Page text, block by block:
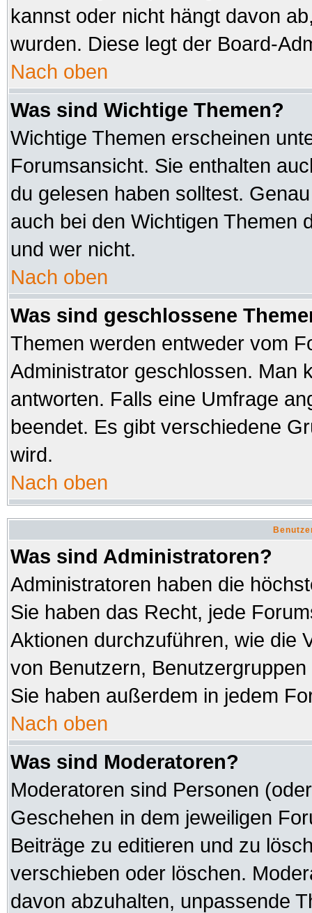
kannst oder nicht hängt davon
wurden. Diese legt der Board-
Nach oben
Was sind Wichtige Themen?
Wichtige Themen erscheinen
Forumsansicht. Sie enthalten
du gelesen haben solltest.
auch bei den Wichtigen Themen
und wer nicht.
Nach oben
Was sind geschlossene
Themen werden entweder vom
Administrator geschlossen. Man
antworten. Falls eine Umfrage
beendet. Es gibt verschiedene
wird.
Nach oben
Was sind Administratoren?
Administratoren haben die
Sie haben das Recht, jede
Aktionen durchzuführen, wie die
von Benutzern,
Sie haben außerdem in jedem
Nach oben
Was sind Moderatoren?
Moderatoren sind Personen
Geschehen in dem jeweiligen
Beiträge zu editieren und zu
verschieben oder löschen.
davon abzuhalten, unpassende